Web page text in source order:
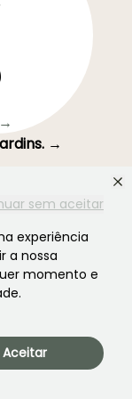
sem aceitar
experiência
a nossa
momento e
Aceitar
→
para aproveitar o
se a